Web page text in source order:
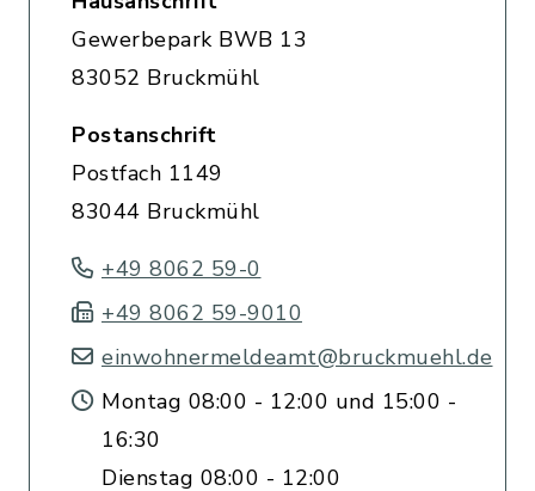
Gewerbepark BWB 13
83052 Bruckmühl
Postanschrift
Postfach 1149
83044 Bruckmühl
+49 8062 59-0
+49 8062 59-9010
einwohnermeldeamt@bruckmuehl.de
Montag 08:00 - 12:00 und 15:00 -
16:30
Dienstag 08:00 - 12:00